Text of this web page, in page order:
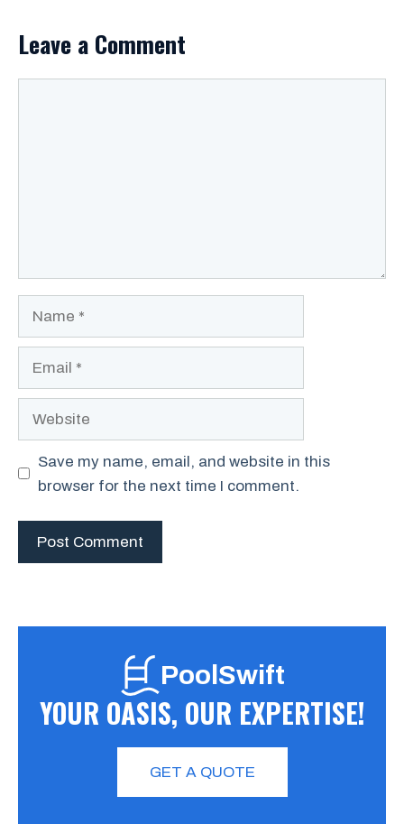
Leave a Comment
Save my name, email, and website in this
browser for the next time I comment.
PoolSwift
YOUR OASIS, OUR EXPERTISE!
GET A QUOTE